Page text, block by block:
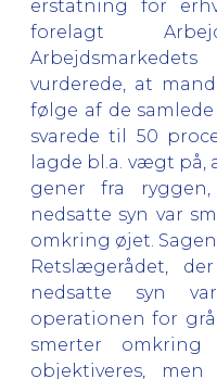
erstatning for
forelagt
vurderede, at
følge af de
svarede til 50
lagde bl.a. vægt
gener fra
nedsatte syn var
omkring øjet.
Retslægerådet,
nedsatte syn
operationen for
smerter
objektiveres,